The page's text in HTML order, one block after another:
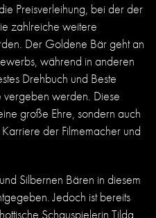
Preisverleihung, bei der der
zahlreiche weitere
Der Goldene Bär geht an
während in anderen
Drehbuch und Beste
vergeben werden. Diese
große Ehre, sondern auch
der Filmemacher und
Silbernen Bären in diesem
Jedoch ist bereits
Schauspielerin Tilda